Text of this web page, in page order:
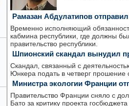
Рамазан Абдулатипов отправил
Временно исполняющий
кабмина республики, где должны
правительство республики.
Шпионский скандал вынудил
Скандал, связанный с
Юнкера подать в четверг прошение
Министра экологии Франции
Правительство Франции сняло с
Бато за критику проекта